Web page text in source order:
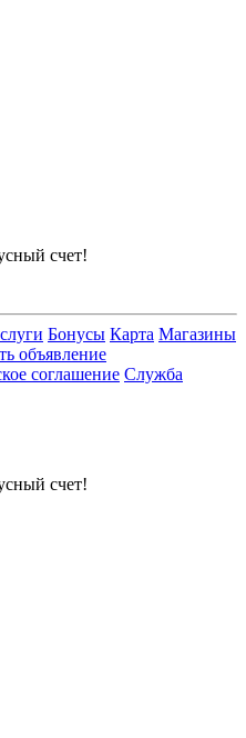
счет!
Бонусы Карта Магазины
объявление
соглашение Служба
счет!